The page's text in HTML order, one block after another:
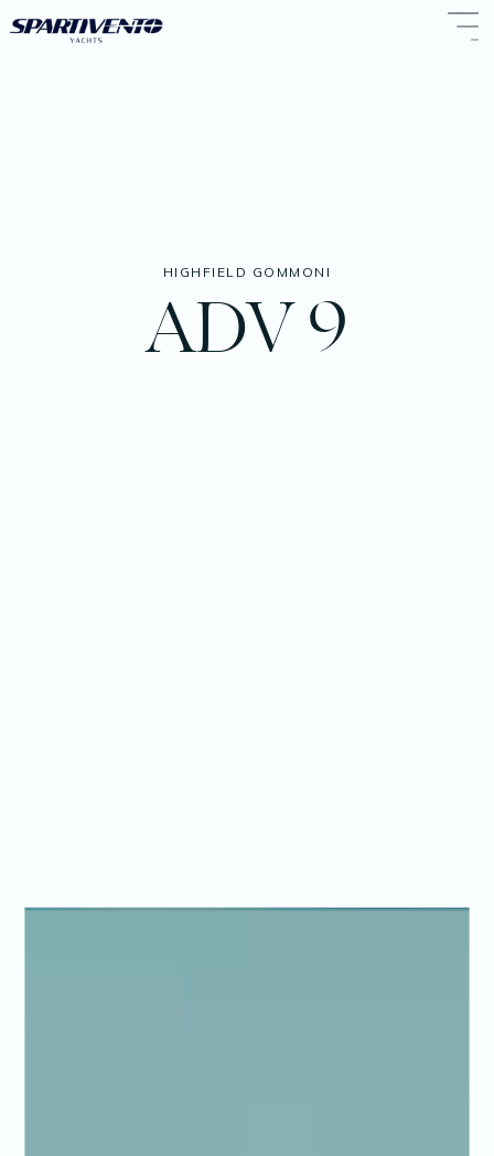
HIGHFIELD GOMMONI
ADV 9